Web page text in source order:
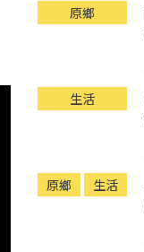
原鄉
生活
原鄉 生活